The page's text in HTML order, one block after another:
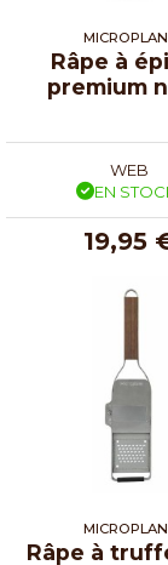
Râpe à
premium
WEB
EN
19,95
Râpe à